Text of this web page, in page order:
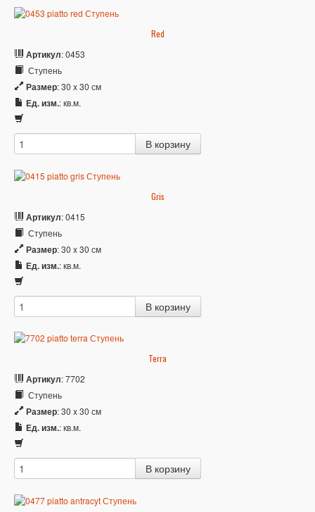
Red
Артикул: 0453
Ступень
Размер: 30 x 30 см
Ед. изм.: кв.м.
Gris
Артикул: 0415
Ступень
Размер: 30 x 30 см
Ед. изм.: кв.м.
Terra
Артикул: 7702
Ступень
Размер: 30 x 30 см
Ед. изм.: кв.м.